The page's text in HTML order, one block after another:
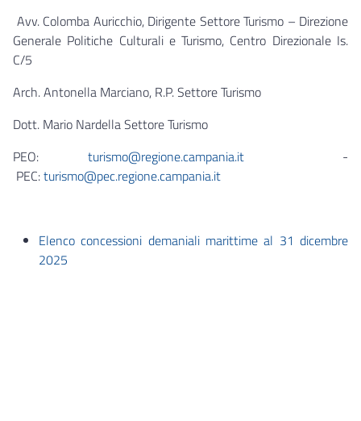
Avv. Colomba Auricchio, Dirigente Settore Turismo – Direzione
Generale Politiche Culturali e Turismo, Centro Direzionale Is.
C/5
Arch. Antonella Marciano, R.P. Settore Turismo
Dott. Mario Nardella Settore Turismo
PEO: turismo@regione.campania.it -
PEC:turismo@pec.regione.campania.it
Elenco concessioni demaniali marittime al 31 dicembre
2025